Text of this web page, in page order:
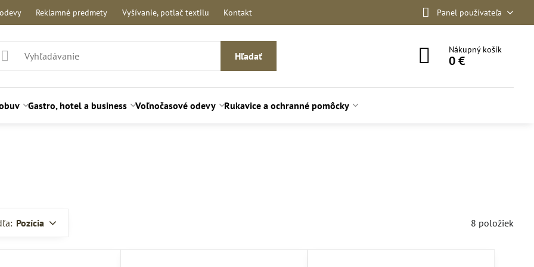
Reklamné predmety Vyšívanie, potlač textilu Kontakt Panel používateľa
Hľadať
Nákupný košík
0 €
Gastro, hotel a business Voľnočasové odevy Rukavice a ochranné pomôcky
Pozícia 8 položiek